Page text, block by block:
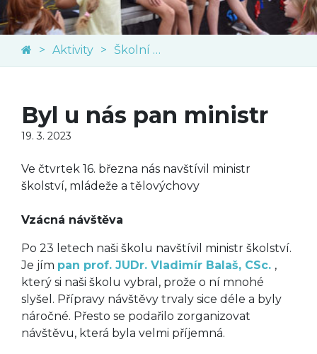
Aktivity Školní akce
Byl u nás pan ministr
19. 3. 2023
Ve čtvrtek 16. března nás navštívil ministr
školství, mládeže a tělovýchovy
Vzácná návštěva
Po 23 letech naši školu navštívil ministr školství.
Je jím pan prof. JUDr. Vladimír Balaš, CSc. ,
který si naši školu vybral, prože o ní mnohé
slyšel. Přípravy návštěvy trvaly sice déle a byly
náročné. Přesto se podařilo zorganizovat
návštěvu, která byla velmi příjemná.